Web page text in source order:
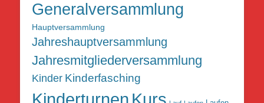
Generalversammlung
Hauptversammlung
Jahreshauptversammlung
Jahresmitgliederversammlung
Kinder Kinderfasching